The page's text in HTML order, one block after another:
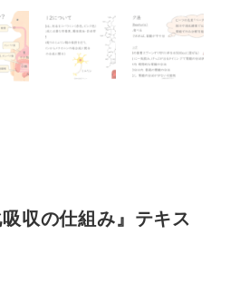
収の仕組み』テキス